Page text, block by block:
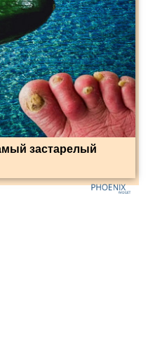
застарелый